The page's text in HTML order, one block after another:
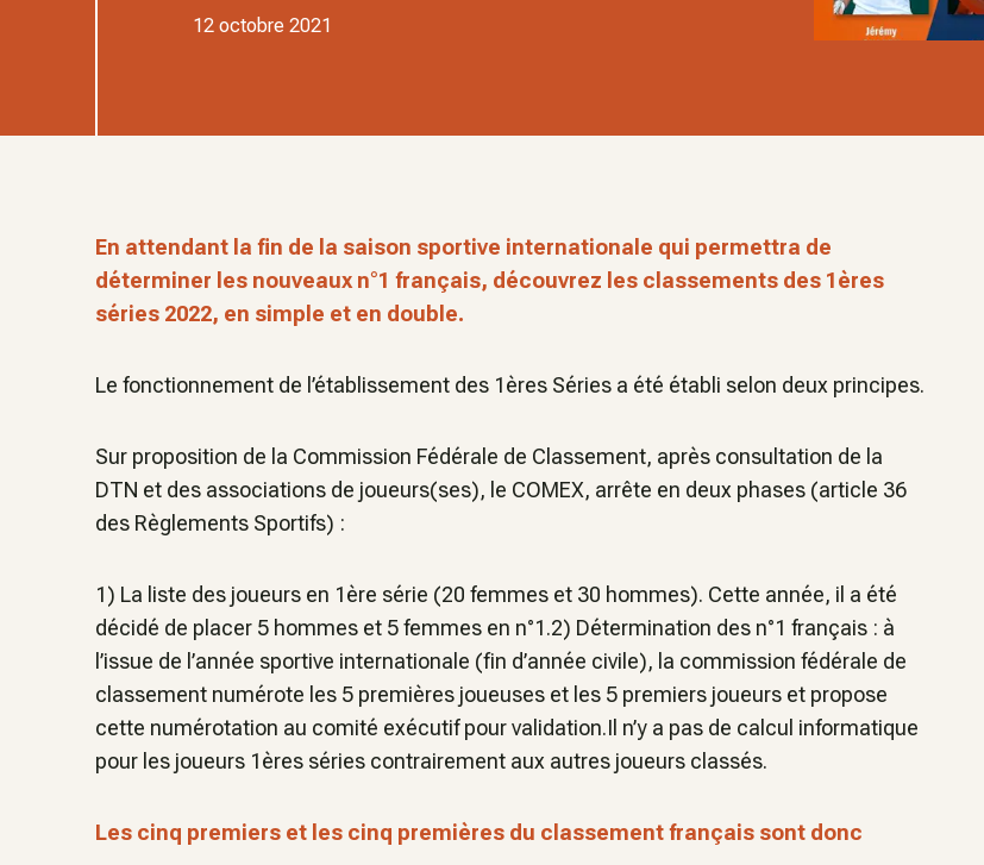
12 octobre 2021
En attendant la fin de la saison sportive internationale qui permettra de
déterminer les nouveaux n°1 français, découvrez les classements des 1ères
séries 2022, en simple et en double.
Le fonctionnement de l’établissement des 1ères Séries a été établi selon deux principes.
Sur proposition de la Commission Fédérale de Classement, après consultation de la
DTN et des associations de joueurs(ses), le COMEX, arrête en deux phases (article 36
des Règlements Sportifs) :
1) La liste des joueurs en 1ère série (20 femmes et 30 hommes). Cette année, il a été
décidé de placer 5 hommes et 5 femmes en n°1.2) Détermination des n°1 français : à
l’issue de l’année sportive internationale (fin d’année civile), la commission fédérale de
classement numérote les 5 premières joueuses et les 5 premiers joueurs et propose
cette numérotation au comité exécutif pour validation.Il n’y a pas de calcul informatique
pour les joueurs 1ères séries contrairement aux autres joueurs classés.
Les cinq premiers et les cinq premières du classement français sont donc